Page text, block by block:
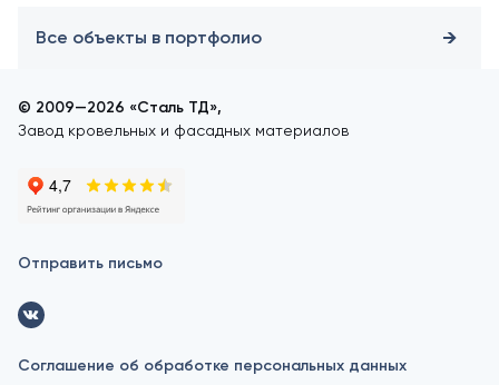
Все объекты в портфолио
© 2009—2026 «Сталь ТД»,
Завод кровельных и фасадных материалов
Отправить письмо
Соглашение об обработке персональных данных